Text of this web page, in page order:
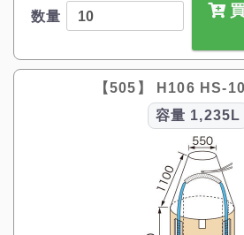
数量
【505】 H106 HS-
容量 1,235L